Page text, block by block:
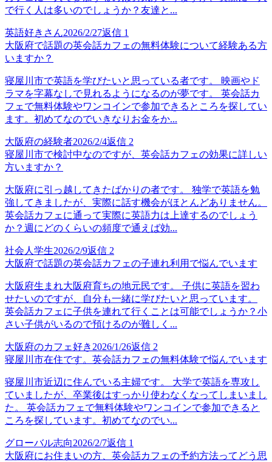
で行く人は多いのでしょうか？友達と...
英語好きさん2026/2/27返信 1
大阪府で話題の英会話カフェの無料体験について経験ある方
いますか？
寝屋川市で英語を学びたいと思っている者です。 映画やド
ラマを字幕なしで見れるようになるのが夢です。 英会話カ
フェで無料体験やワンコインで参加できるところを探してい
ます。初めてなのでいきなりお金をか...
大阪府の経験者2026/2/4返信 2
寝屋川市で検討中なのですが、英会話カフェの効果に詳しい
方いますか？
大阪府に引っ越してきたばかりの者です。 独学で英語を勉
強してきましたが、実際に話す機会がほとんどありません。
英会話カフェに通って実際に英語力は上達するのでしょう
か？週にどのくらいの頻度で通えば効...
社会人学生2026/2/9返信 2
大阪府で話題の英会話カフェの子連れ利用で悩んでいます
大阪府生まれ大阪府育ちの地元民です。 子供に英語を習わ
せたいのですが、自分も一緒に学びたいと思っています。
英会話カフェに子供を連れて行くことは可能でしょうか？小
さい子供がいるので預けるのが難しく...
大阪府のカフェ好き 2026/1/26返信 2
寝屋川市在住です。英会話カフェの無料体験で悩んでいます
寝屋川市近辺に住んでいる主婦です。 大学で英語を専攻し
ていましたが、卒業後はすっかり使わなくなってしまいまし
た。 英会話カフェで無料体験やワンコインで参加できると
ころを探しています。初めてなのでい...
グローバル志向2026/2/7返信 1
大阪府にお住まいの方、英会話カフェの予約方法ってどう思